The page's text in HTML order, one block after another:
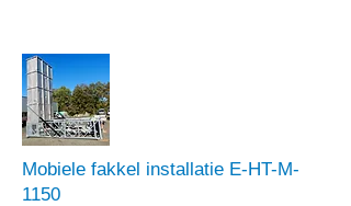
Mobiele fakkel installatie E-HT-M-
1150